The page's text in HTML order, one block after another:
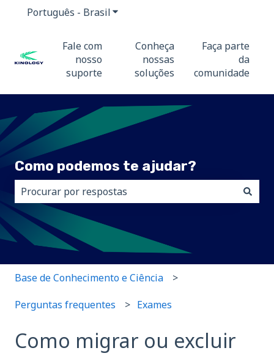
Português - BrasilMostrar submenu para traduções
Fale com
nosso
suporte
Conheça
nossas
soluções
Faça parte
da
comunidade
Como podemos te ajudar?
Não há sugestões porque o campo de pesquisa está
Base de Conhecimento e Ciência
Perguntas frequentes Exames
Como migrar ou excluir